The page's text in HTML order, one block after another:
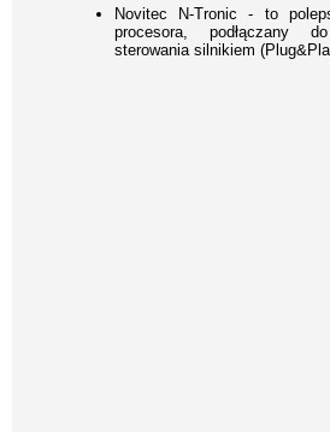
Novitec N-Tronic - to
procesora, podłączany
sterowania silnikiem